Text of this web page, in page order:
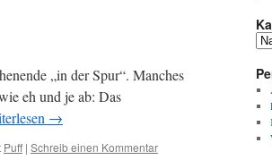
„in der Spur“. Manches
eh und je ab: Das
→
Puff | Schreib einen Kommentar